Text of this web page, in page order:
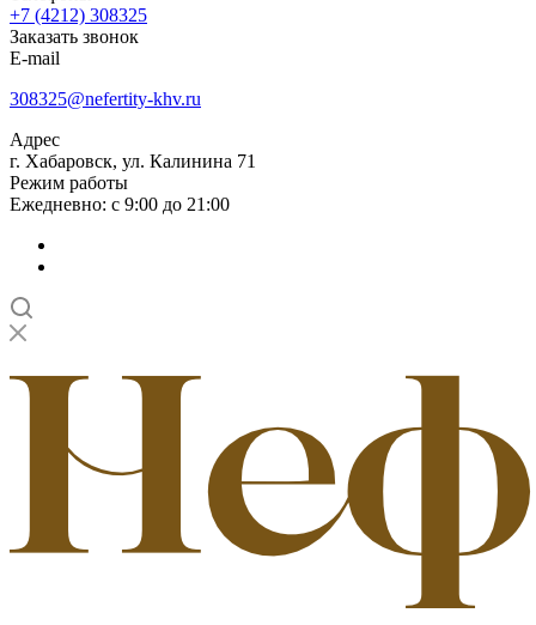
+7 (4212) 308325
Заказать звонок
E-mail
308325@nefertity-khv.ru
Адрес
г. Хабаровск, ул. Калинина 71
Режим работы
Ежедневно: с 9:00 до 21:00